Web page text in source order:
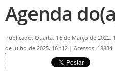
Agenda
Publicado: Quarta, 16 de Março de 2022,
de Julho de 2025, 16h12 | Acessos: 18834